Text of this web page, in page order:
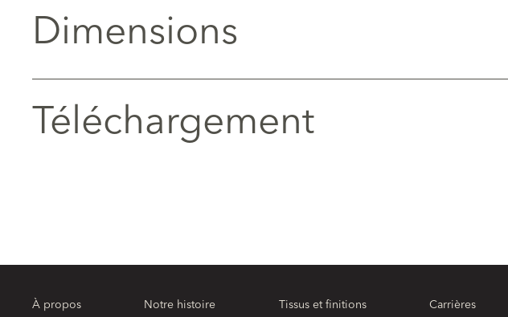
Dimensions
Téléchargement
À propos Notre histoire Tissus et finitions Carrières